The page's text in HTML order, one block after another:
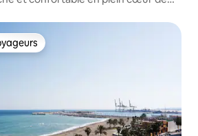
les plus appréciés